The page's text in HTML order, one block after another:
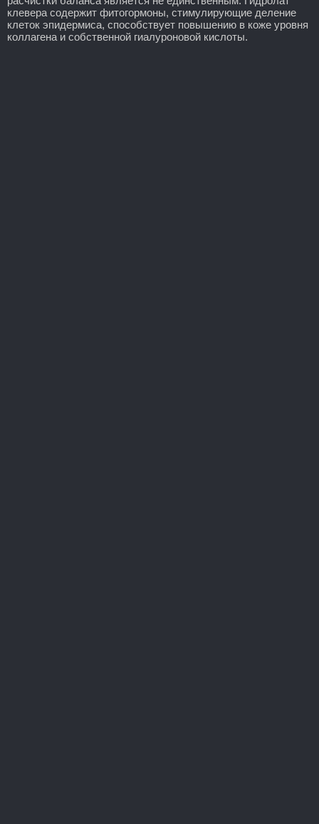
клевера содержит фитогормоны, стимулирующие деление
клеток эпидермиса, способствует повышению в коже уровня
коллагена и собственной гиалуроновой кислоты.